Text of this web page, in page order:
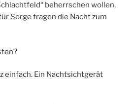
beherrschen wollen,
Sorge tragen die Nacht zum
einfach. Ein Nachtsichtgerät